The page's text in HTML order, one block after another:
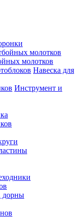
молотков
Навеска для
Инструмент и
дорны